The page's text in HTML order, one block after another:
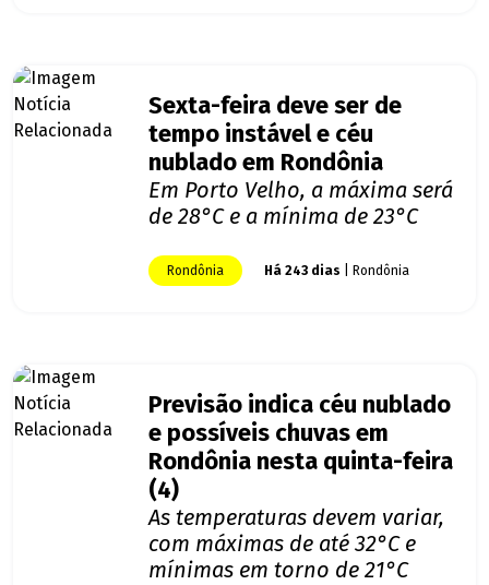
Sexta-feira deve ser de
tempo instável e céu
nublado em Rondônia
Em Porto Velho, a máxima será
de 28°C e a mínima de 23°C
Rondônia Há 243 dias | Rondônia
Previsão indica céu nublado
e possíveis chuvas em
Rondônia nesta quinta-feira
(4)
As temperaturas devem variar,
com máximas de até 32°C e
mínimas em torno de 21°C